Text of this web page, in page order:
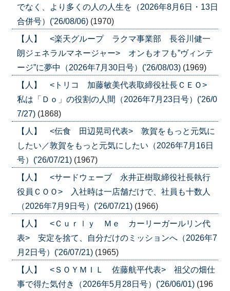
でなく、より多くの人の人生を（2026年8月6日・13日
合併号）('26/08/06) (1970)
【人】 <楽天グループ ラクマ事業部 長谷川健一
朗ジェネラルマネージャー> オンもオフも”ヴィンテ
ージ”に夢中（2026年7月30日号）('26/08/03) (1969)
【人】 <トリコ 加藤敏美代表取締役社長ＣＥＯ>
私は「Ｄｏ」の役割の人間（2026年7月23日号）('26/0
7/27) (1868)
【人】 <伝食 田辺晃司代表> 敦賀をもっと元気に
したい／敦賀をもっと元気にしたい（2026年7月16日
号）('26/07/21) (1967)
【人】 <サードウェーブ 永井正樹取締役社長執行
役員ＣＯＯ> 入社時は一店舗だけで、社員も十数人
（2026年7月9日号）('26/07/21) (1966)
【人】 <Ｃｕｒｌｙ Ｍｅ カーリーガールリン代
表> 安定を捨て、自分だけのミッションへ（2026年7
月2日号）('26/07/21) (1965)
【人】 <ＳＯＹＭＩＬ 佐藤航平代表> 祖父の畑仕
事で得た気付き（2026年5月28日号）('26/06/01) (196